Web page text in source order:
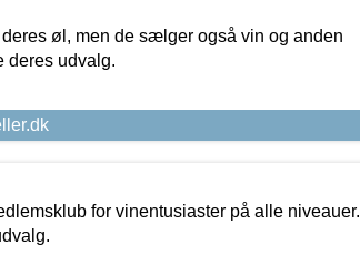
øl, men de sælger også vin og anden
deres udvalg.
for vinentusiaster på alle niveauer.